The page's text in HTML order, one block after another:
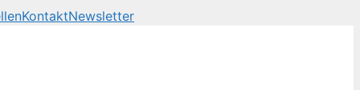
KontaktNewsletter